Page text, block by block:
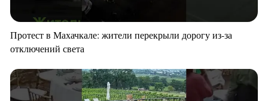
Протест в Махачкале: жители перекрыли дорогу из-за
отключений света